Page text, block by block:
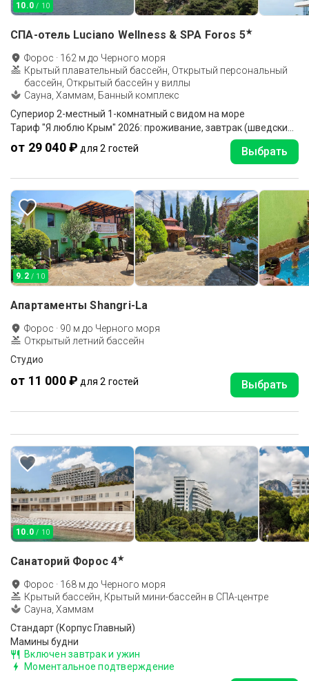
10.0 / 10
СПА-отель Luciano Wellness & SPA Foros 5★
Форос · 162 м до Черного моря
Крытый плавательный бассейн, Открытый персональный
бассейн, Открытый бассейн у виллы
Сауна, Хаммам, Банный комплекс
Супериор 2-местный 1-комнатный с видом на море
от 29 040 ₽ для 2 гостей Выбрать
9.2 / 10
Апартаменты Shangri-La
Форос · 90 м до Черного моря
Открытый летний бассейн
Студио
от 11 000 ₽ для 2 гостей Выбрать
10.0 / 10
Санаторий Форос 4★
Форос · 168 м до Черного моря
Крытый бассейн, Крытый мини-бассейн в СПА-центре
Сауна, Хаммам
Стандарт (Корпус Главный)
Мамины будни
Включен завтрак и ужин
Моментальное подтверждение